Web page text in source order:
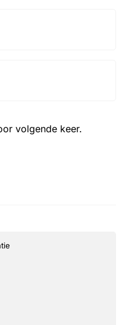
volgende keer.